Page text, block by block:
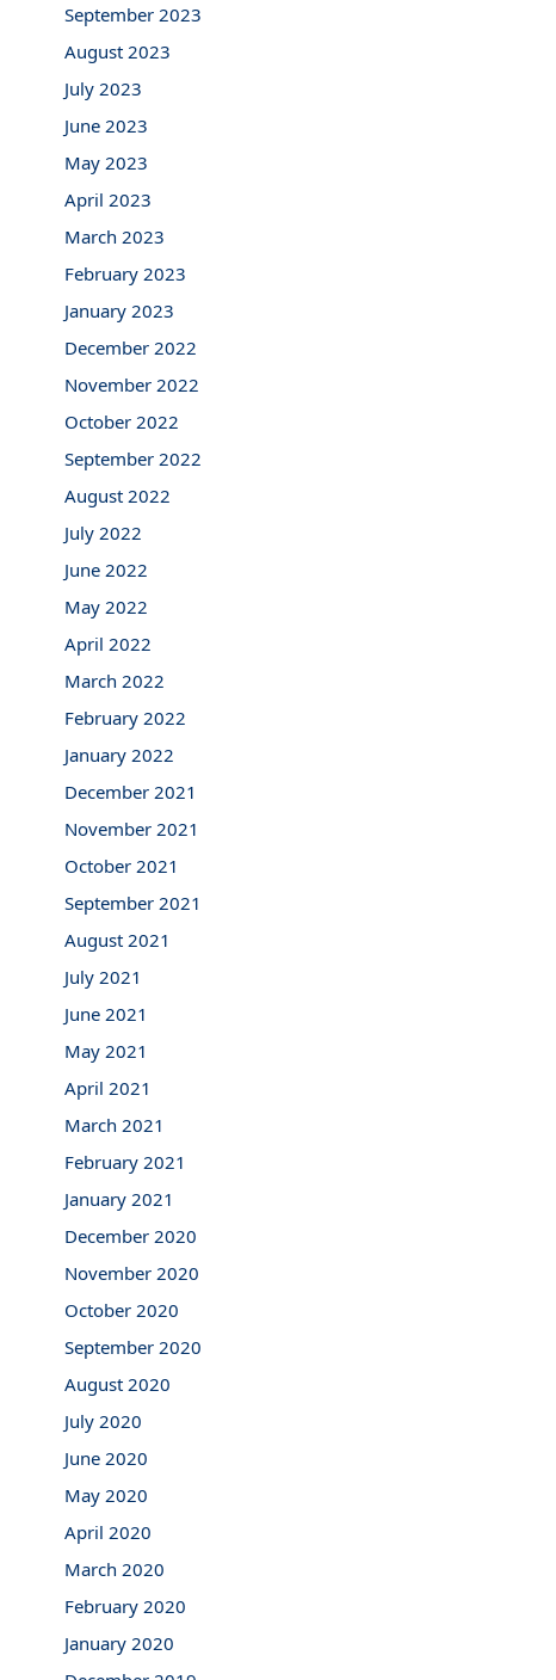
September 2023
August 2023
July 2023
June 2023
May 2023
April 2023
March 2023
February 2023
January 2023
December 2022
November 2022
October 2022
September 2022
August 2022
July 2022
June 2022
May 2022
April 2022
March 2022
February 2022
January 2022
December 2021
November 2021
October 2021
September 2021
August 2021
July 2021
June 2021
May 2021
April 2021
March 2021
February 2021
January 2021
December 2020
November 2020
October 2020
September 2020
August 2020
July 2020
June 2020
May 2020
April 2020
March 2020
February 2020
January 2020